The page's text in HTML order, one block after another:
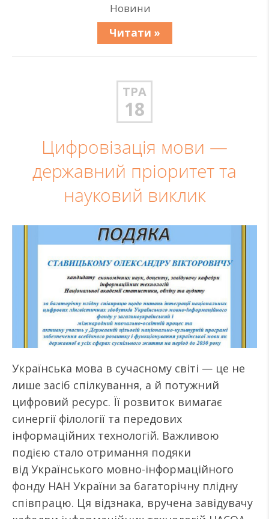
Новини
Читати »
ТРА
18
Цифровізація мови —
державний пріоритет та
науковий виклик
Українська мова в сучасному світі — це не
лише засіб спілкування, а й потужний
цифровий ресурс. Її розвиток вимагає
синергії філології та передових
інформаційних технологій. Важливою
подією стало отримання подяки
від Українського мовно-інформаційного
фонду НАН України за багаторічну плідну
співпрацю. Ця відзнака, вручена завідувачу